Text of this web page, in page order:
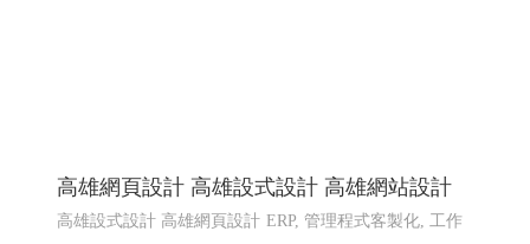
高雄網頁設計 高雄設式設計 高雄網站設計
高雄設式設計 高雄網頁設計 ERP, 管理程式客製化, 工作